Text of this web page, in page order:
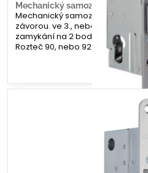
Mechanický samozamykací
Mechanický samozamykací úzký
závorou. ve 3., nebo 4. třídě
zamykání na 2 bodech.
Rozteč 90, nebo 92 mm. Dorn 35